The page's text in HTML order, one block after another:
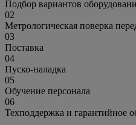
Подбор вариантов
02
Метрологическая поверка
03
Поставка
04
Пуско-наладка
05
Обучение персонала
06
Техподдержка и гарантийное